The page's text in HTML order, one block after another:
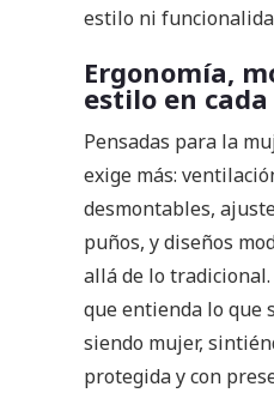
estilo ni
Ergonomía,
estilo en
Pensadas para la
exige más:
desmontables,
puños, y diseños
allá de lo
que entienda lo que
siendo mujer,
protegida y con